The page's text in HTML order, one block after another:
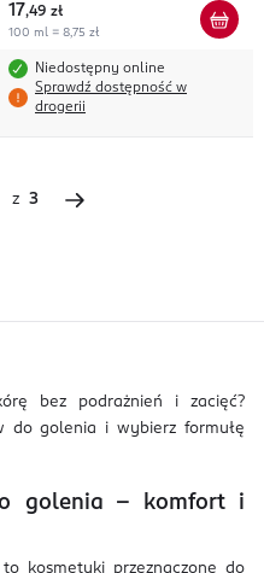
17,49 zł
100 ml = 8,75 zł
Niedostępny online
Sprawdź dostępność w
drogerii
z 3
bez podrażnień i zacięć?
do golenia i wybierz formułę
golenia – komfort i
kosmetyki przeznaczone do